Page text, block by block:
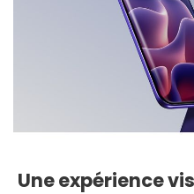
Une expérience